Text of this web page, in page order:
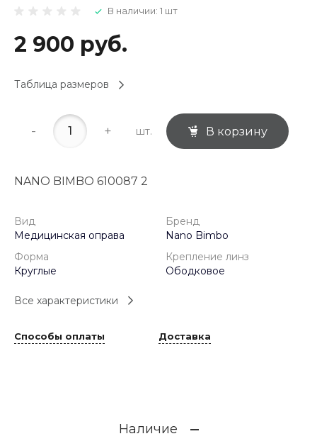
В наличии: 1 шт
2 900 руб.
Таблица размеров
- + шт. В корзину
NANO BIMBO 610087 2
Вид
Медицинская оправа
Бренд
Nano Bimbo
Форма
Круглые
Крепление линз
Ободковое
Все характеристики
Способы оплаты Доставка
Наличие